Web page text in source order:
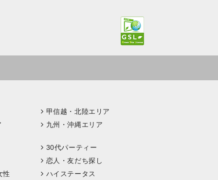
甲信越・北陸エリア
九州・沖縄エリア
30代パーティー
恋人・友だち探し
性
ハイステータス